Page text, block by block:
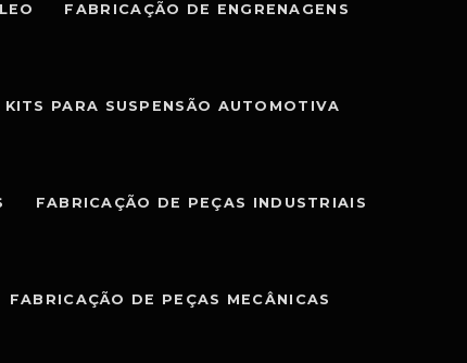
FABRICAÇÃO DE ENGRENAGENS
PARA SUSPENSÃO AUTOMOTIVA
FABRICAÇÃO DE PEÇAS INDUSTRIAIS
FABRICAÇÃO DE PEÇAS MECÂNICAS